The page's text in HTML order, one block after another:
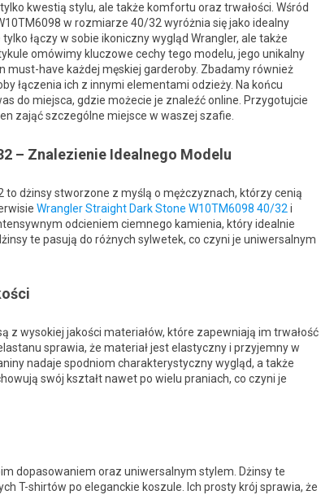
kwestią stylu, ale także komfortu oraz trwałości. Wśród
w rozmiarze 40/32 wyróżnia się jako idealny
łączy w sobie ikoniczny wygląd Wrangler, ale także
omówimy kluczowe cechy tego modelu, jego unikalny
have każdej męskiej garderoby. Zbadamy również
łączenia ich z innymi elementami odzieży. Na końcu
do miejsca, gdzie możecie je znaleźć online. Przygotujcie
zająć szczególne miejsce w waszej szafie.
– Znalezienie Idealnego Modelu
dżinsy stworzone z myślą o mężczyznach, którzy cenią
Wrangler Straight Dark Stone W10TM6098 40/32i
odcieniem ciemnego kamienia, który idealnie
te pasują do różnych sylwetek, co czyni je uniwersalnym
z wysokiej jakości materiałów, które zapewniają im trwałość
sprawia, że materiał jest elastyczny i przyjemny w
nadaje spodniom charakterystyczny wygląd, a także
swój kształt nawet po wielu praniach, co czyni je
dopasowaniem oraz uniwersalnym stylem. Dżinsy te
T-shirtów po eleganckie koszule. Ich prosty krój sprawia, że